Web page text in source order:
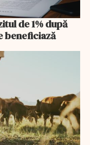
de 1% după
beneficiază